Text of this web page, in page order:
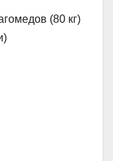
(80 кг)